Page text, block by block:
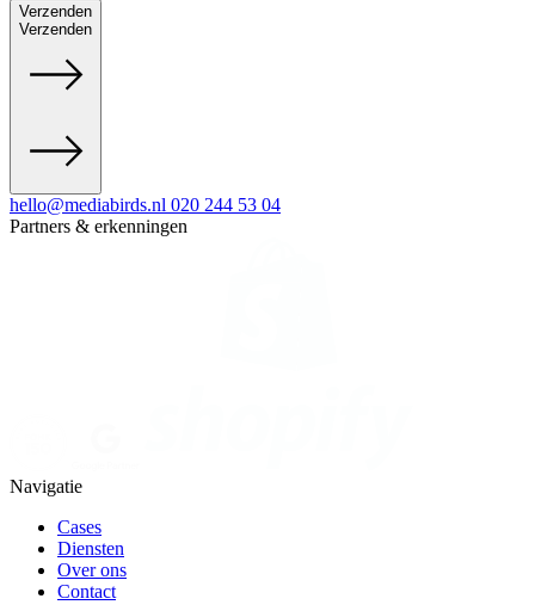
Verzenden
Verzenden
hello@mediabirds.nl 020 244 53 04
Partners & erkenningen
Navigatie
Cases
Diensten
Over ons
Contact